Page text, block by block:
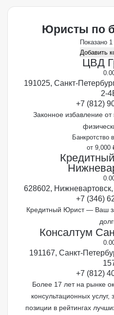
Юристы по
Показано
Добавить
ЦВД
0.0
191025, Санкт-
2-
+7 (812)
Законное избавление от
Банкротство
от 9,000
0.0
628602,
+7 (346)
Кредитный Юрист — Ваш
Консалтум
0.0
191167, Санкт-
+7 (812)
Более 17 лет на рынке
консультационных
позиции в рейтингах